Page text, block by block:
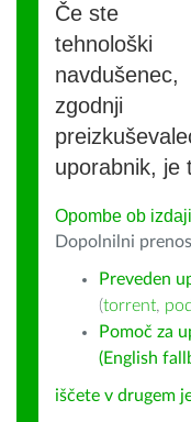
Če ste
tehnološki
navdušenec,
zgodnji
uporabnik, je
Opombe ob
Dopolnilni
Preveden
(torrent,
Pomoč za
(English
iščete v drugem